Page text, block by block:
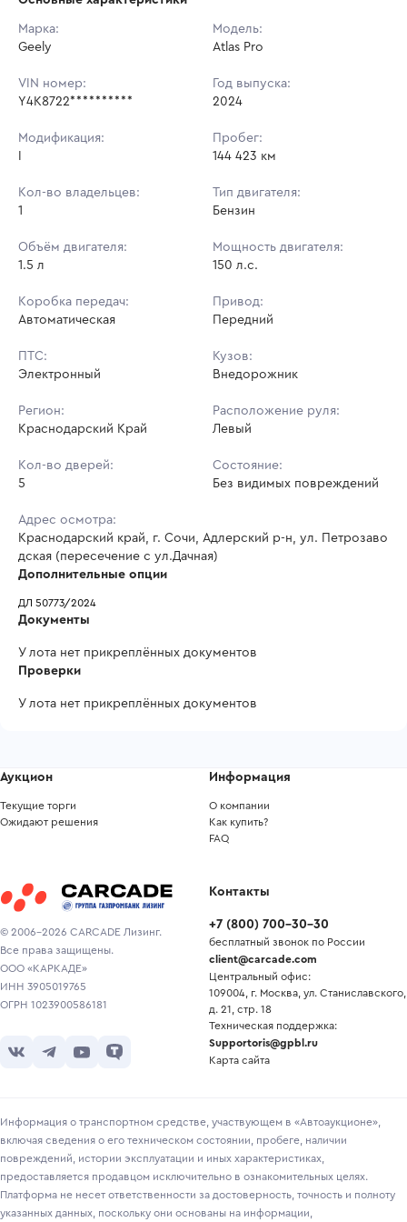
Шаг торгов: 13 302 ₽
Кол-во ставок:
Ставок не найдено
в аукционах
Марка:
Geely
Модель:
Atlas Pro
VIN номер:
Y4K8722**********
Год выпуска:
2024
Модификация:
Пробег:
144 423 км
Кол-во владельцев:
1
Тип двигателя:
Бензин
Объём двигателя:
1.5 л
Мощность двигателя:
150 л.с.
Коробка передач:
Автоматическая
Привод:
Передний
ПТС:
Электронный
Кузов:
Внедорожник
Регион:
Краснодарский Край
Расположение руля:
Левый
Кол-во дверей:
5
Состояние:
Без видимых повреждений
Адрес осмотра:
Краснодарский край, г. Сочи, Адлерский р-н, ул. Петрозаво
дская (пересечение с ул.Дачная)
Дополнительные опции
ДЛ 50773/2024
Документы
У лота нет прикреплённых документов
Проверки
У лота нет прикреплённых документов
© 2006-2026 CARCADE Лизинг.
Все права защищены.
ООО «КАРКАДЕ»
ИНН 3905019765
ОГРН 1023900586181
Аукцион
Текущие торги
Ожидают решения
Информация
О компании
Как купить?
FAQ
Контакты
+7 (800) 700-30-30
бесплатный звонок по России
client@carcade.com
Центральный офис:
109004, г. Москва, ул. Станиславского,
д. 21, стр. 18
Техническая поддержка:
Supportoris@gpbl.ru
Карта сайта
Информация о транспортном средстве, участвующем в «Автоаукционе»,
включая сведения о его техническом состоянии, пробеге, наличии
повреждений, истории эксплуатации и иных характеристиках,
предоставляется продавцом исключительно в ознакомительных целях.
Платформа не несет ответственности за достоверность, точность и полноту
указанных данных, поскольку они основаны на информации,